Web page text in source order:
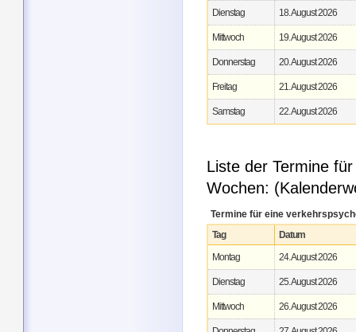
Dienstag 18. August 2026
Mittwoch 19. August 2026
Donnerstag 20. August 2026
Freitag 21. August 2026
Samstag 22. August 2026
Liste der Termine
Wochen:
Termine für eine
Tag
Datum
Montag
24. August 2026
Dienstag 25. August 2026
Mittwoch 26. August 2026